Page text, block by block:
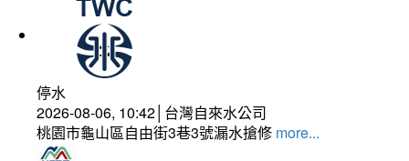
停水
2026-08-06, 10:42│台灣自來水公司
桃園市龜山區自由街3巷3號漏水搶修 more...